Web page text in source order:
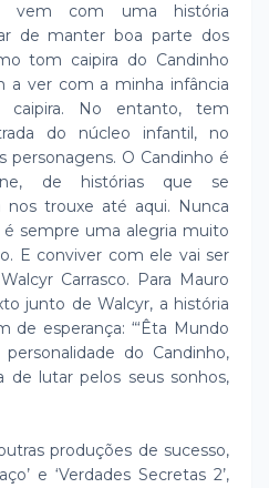
vem com uma história
de manter boa parte dos
tom caipira do Candinho
a ver com a minha infância
No entanto, tem
do núcleo infantil, no
personagens. O Candinho é
de histórias que se
trouxe até aqui. Nunca
sempre uma alegria muito
E conviver com ele vai ser
Carrasco. Para Mauro
junto de Walcyr, a história
de esperança: “‘Êta Mundo
do Candinho,
de lutar pelos seus sonhos,
produções de sucesso,
e ‘Verdades Secretas 2’,